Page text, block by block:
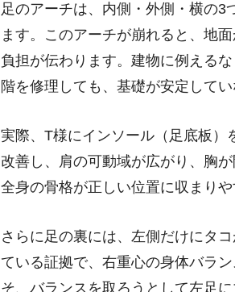
足のアーチは、内側・外側・横の3
ます。このアーチが崩れると、地
負担が伝わります。建物に例える
階を修理しても、基礎が安定して
実際、T様にインソール（足底板
改善し、肩の可動域が広がり、胸
全身の骨格が正しい位置に収まりや
さらに足の裏には、左側だけにタ
ている証拠で、右重心の身体バラ
そ、バランスを取ろうとして左足